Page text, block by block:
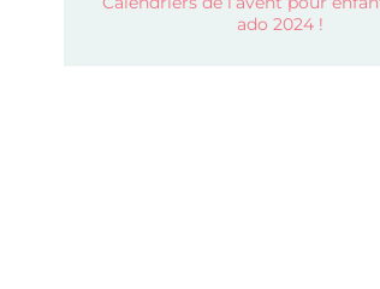
ado 2024 !